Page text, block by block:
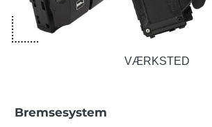
VÆRKSTED
Bremsesystem